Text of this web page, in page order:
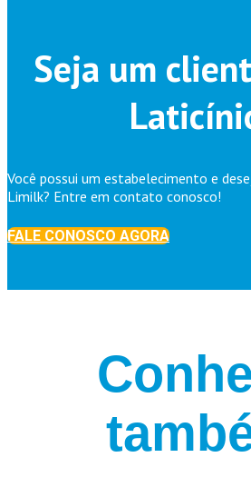
Seja um
Você possui um estabelecimento e
Limilk? Entre em contato conosco!
FALE CONOSCO AGORA